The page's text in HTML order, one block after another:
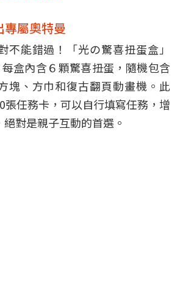
專屬奧特曼
不能錯過！「光の驚喜扭蛋盒」
每盒內含６顆驚喜扭蛋，隨機包含
塊、方巾和復古翻頁動畫機。此
張任務卡，可以自行填寫任務，增
對是親子互動的首選。